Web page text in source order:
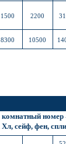
1500 2200
8300 10500
сейф, фен,